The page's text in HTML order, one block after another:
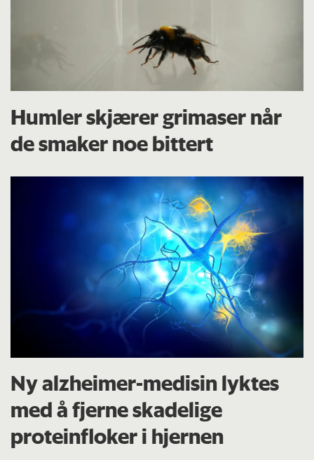
Humler skjærer grimaser når
de smaker noe bittert
Ny alzheimer-medisin lyktes
med å fjerne skadelige
proteinfloker i hjernen